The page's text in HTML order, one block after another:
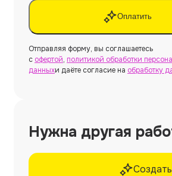
Оплатить
Отправляя форму, вы соглашаетесь
с офертой, политикой обработки
данныхи даёте согласие на обработку
Нужна другая
Создать